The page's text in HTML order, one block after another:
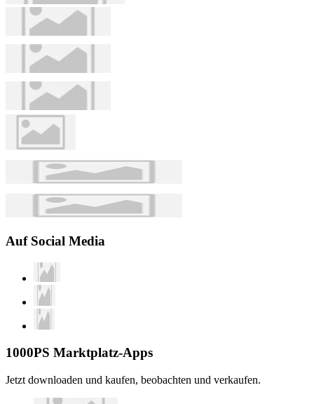
Auf Social Media
1000PS Marktplatz-Apps
Jetzt downloaden und kaufen, beobachten und verkaufen.